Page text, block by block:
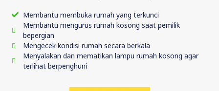
Membantu membuka rumah yang terkunci
Membantu mengurus rumah kosong saat pemilik
bepergian
Mengecek kondisi rumah secara berkala
Menyalakan dan mematikan lampu rumah kosong agar
terlihat berpenghuni